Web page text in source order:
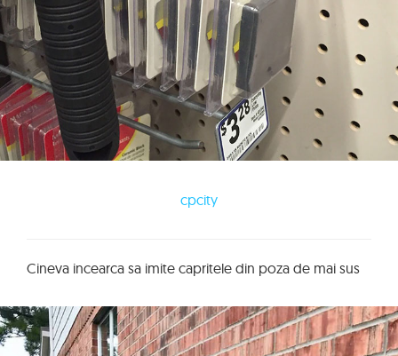
cpcity
Cineva incearca sa imite capritele din poza de mai sus